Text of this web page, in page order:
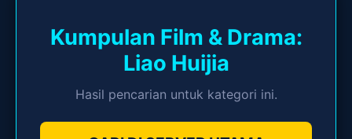
Kumpulan Film & Drama:
Liao Huijia
Hasil pencarian untuk kategori ini.